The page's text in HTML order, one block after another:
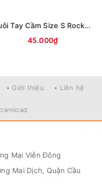
Muôi Tay Cầm Size S Rocket (3007)
45.000₫
• Giới thiệu • Liên hệ
Mại Viễn Đông
Mai Dịch, Quận Cầu